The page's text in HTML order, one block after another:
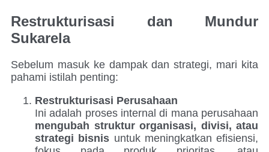
Restrukturisasi dan Mundur
Sukarela
Sebelum masuk ke dampak dan strategi, mari kita
pahami istilah penting:
Restrukturisasi Perusahaan
Ini adalah proses internal di mana perusahaan
mengubah struktur organisasi, divisi, atau
strategi bisnis untuk meningkatkan efisiensi,